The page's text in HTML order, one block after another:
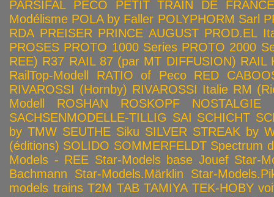
PARSIFAL
PECO
PETIT TRAIN DE FRANCE
Modélisme POLA by Faller POLYPHORM Sarl
RDA PREISER PRINCE AUGUST PROD.EL
PROSES PROTO 1000 Series PROTO 2000
REE) R37 RAIL 87 (par MT DIFFUSION) RAIL
RailTop-Modell
RATIO of Peco
RED
RIVAROSSI (Hornby) RIVAROSSI Italie RM
Modell
ROSHAN ROSKOPF NOSTALGIE
SACHSENMODELLE-TILLIG SAI SCHICHT
by TMW SEUTHE Siku SILVER STREAK by
(éditions) SOLIDO SOMMERFELDT Spectrum
Models - REE Star-Models base Jouef Star-
Bachmann
Star-Models.Märklin
Star-
models trains T2M TAB TAMIYA TEK-HOBY